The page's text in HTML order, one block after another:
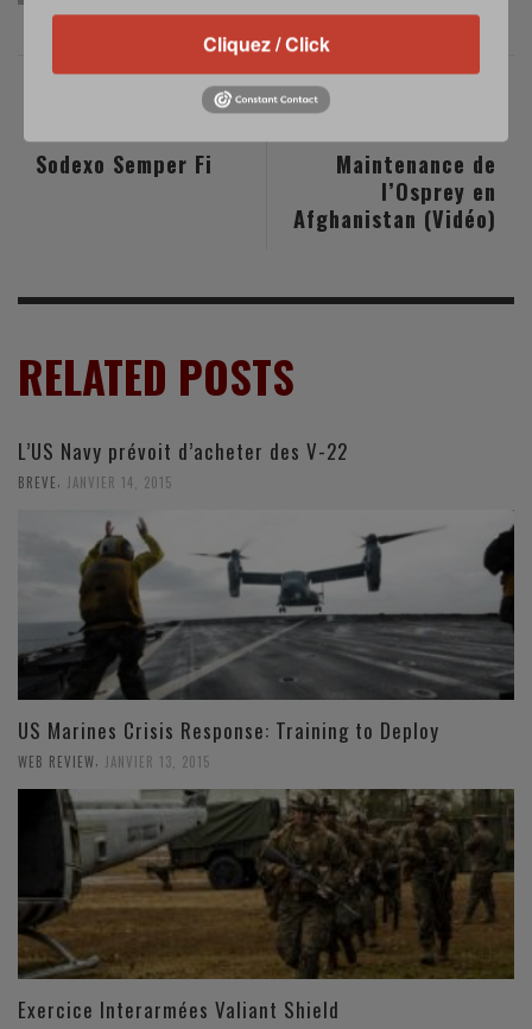
Maintenance de
l’Osprey en
Afghanistan (Vidéo)
Sodexo Semper Fi
RELATED POSTS
L’US Navy prévoit d’acheter des V-22
BREVE, JANVIER 14, 2015
US Marines Crisis Response: Training to Deploy
WEB REVIEW, JANVIER 13, 2015
Exercice Interarmées Valiant Shield
Cliquez / Click